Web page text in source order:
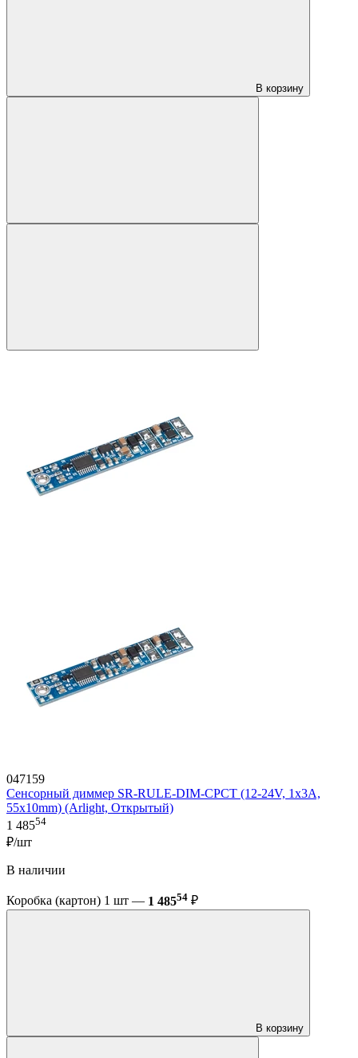
В корзину
047159
Сенсорный диммер SR-RULE-DIM-CPCT (12-24V, 1x3A,
55x10mm) (Arlight, Открытый)
1 48554
₽/шт
В наличии
Коробка (картон) 1 шт — 1 48554 ₽
В корзину